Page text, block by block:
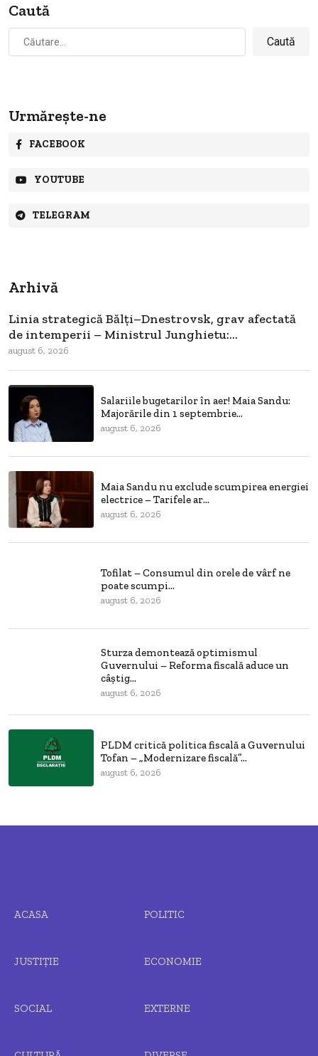
Caută
Caută
după:
Urmărește-ne
FACEBOOK
YOUTUBE
TELEGRAM
Arhivă
Linia strategică Bălți–Dnestrovsk, grav afectată
de intemperii – Ministrul Junghietu:...
august 6, 2026
Salariile bugetarilor în aer! Maia Sandu:
Majorările din 1 septembrie...
august 6, 2026
Maia Sandu nu exclude scumpirea energiei
electrice – Tarifele ar...
august 6, 2026
Tofilat – Consumul din orele de vârf ne
poate scumpi...
august 6, 2026
Sturza demontează optimismul
Guvernului – Reforma fiscală aduce un
câștig...
august 6, 2026
PLDM critică politica fiscală a Guvernului
Tofan – „Modernizare fiscală”...
august 6, 2026
ACASA POLITIC
JUSTIȚIE ECONOMIE
SOCIAL EXTERNE